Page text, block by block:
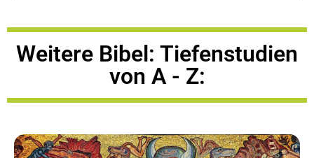
Weitere Bibel: Tiefenstudien
von A - Z: